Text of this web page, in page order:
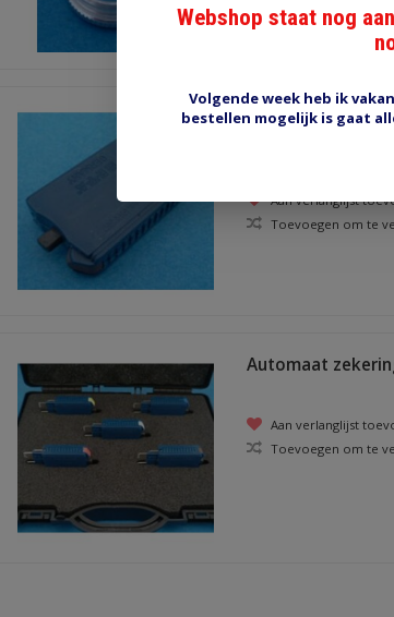
ETA-1176-22-7.5
Aan verlanglijst
Toevoegen om te
Automaat
Aan verlanglijst
Toevoegen om te
Webshop staat nog
Volgende week heb ik
bestellen mogelijk is gaat